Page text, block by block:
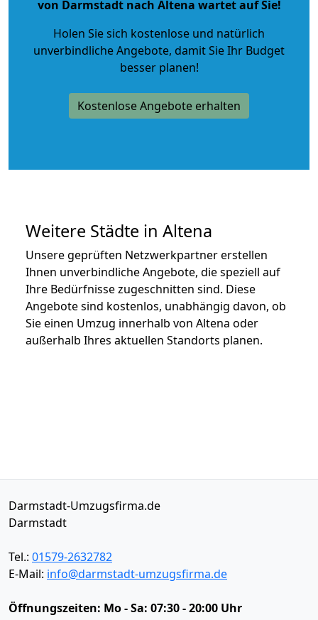
von Darmstadt nach Altena wartet auf Sie!
Holen Sie sich kostenlose und natürlich
unverbindliche Angebote, damit Sie Ihr Budget
besser planen!
Kostenlose Angebote erhalten
Weitere Städte in Altena
Unsere geprüften Netzwerkpartner erstellen
Ihnen unverbindliche Angebote, die speziell auf
Ihre Bedürfnisse zugeschnitten sind. Diese
Angebote sind kostenlos, unabhängig davon, ob
Sie einen Umzug innerhalb von Altena oder
außerhalb Ihres aktuellen Standorts planen.
Darmstadt-Umzugsfirma.de
Darmstadt
Tel.: 01579-2632782
E-Mail: info@darmstadt-umzugsfirma.de
Öffnungszeiten: Mo - Sa: 07:30 - 20:00 Uhr